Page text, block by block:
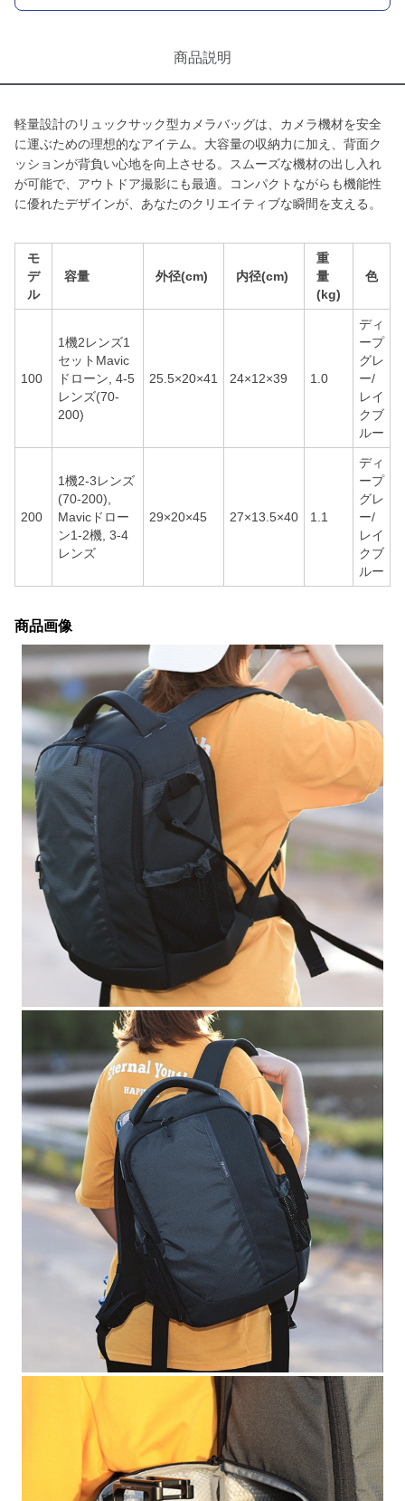
商品説明
軽量設計のリュックサック型カメラバッグは、カメラ機材を安全
に運ぶための理想的なアイテム。大容量の収納力に加え、背面ク
ッションが背負い心地を向上させる。スムーズな機材の出し入れ
が可能で、アウトドア撮影にも最適。コンパクトながらも機能性
に優れたデザインが、あなたのクリエイティブな瞬間を支える。
モ
デ
ル
容量 外径(cm) 内径(cm)
重
量
(kg)
色
100
1機2レンズ1
セットMavic
ドローン, 4-5
レンズ(70-
200)
25.5×20×41 24×12×39 1.0
ディ
ープ
グレ
ー/
レイ
クブ
ルー
200
1機2-3レンズ
(70-200),
Mavicドロー
ン1-2機, 3-4
レンズ
29×20×45 27×13.5×40 1.1
ディ
ープ
グレ
ー/
レイ
クブ
ルー
商品画像